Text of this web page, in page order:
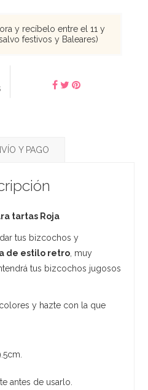
y recíbelo entre el 11 y
festivos y Baleares)
Y PAGO
tartas Roja
tus bizcochos y
de estilo retro , muy
tus bizcochos jugosos
y hazte con la que
antes de usarlo.